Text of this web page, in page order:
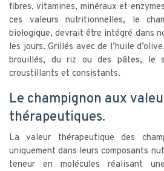
fibres, vitamines, minéraux et
ces valeurs nutritionnelles, le
biologique, devrait être intégré dans
les jours. Grillés avec de l’huile
brouillés, du riz ou des pâtes, le
croustillants et consistants.
Le champignon aux
thérapeutiques.
La valeur thérapeutique des
uniquement dans leurs composants
teneur en molécules réalisant